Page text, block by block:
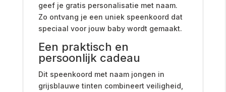
geef je gratis personalisatie met naam.
Zo ontvang je een uniek speenkoord dat
speciaal voor jouw baby wordt gemaakt.
Een praktisch en
persoonlijk cadeau
Dit speenkoord met naam jongen in
grijsblauwe tinten combineert veiligheid,